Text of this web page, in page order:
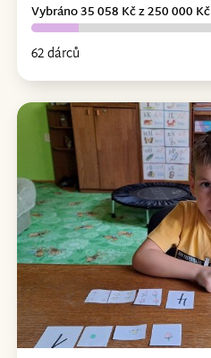
62 dárců
Vybráno 35 058 Kč z 250 000 Kč